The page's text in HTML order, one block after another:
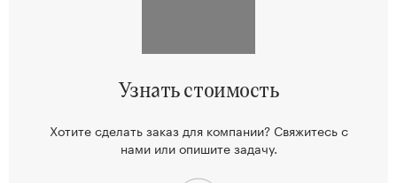
Узнатьстоимость
Хотите сделать заказ для компании? Свяжитесьс
нами или опишите задачу.